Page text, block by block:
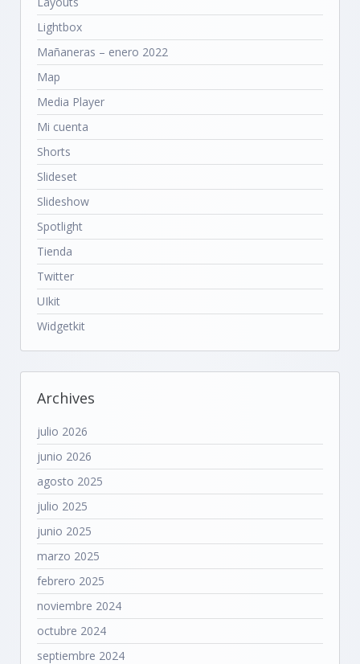
Lightbox
Mañaneras – enero 2022
Map
Media Player
Mi cuenta
Shorts
Slideset
Slideshow
Spotlight
Tienda
Twitter
UIkit
Widgetkit
Archives
julio 2026
junio 2026
agosto 2025
julio 2025
junio 2025
marzo 2025
febrero 2025
noviembre 2024
octubre 2024
septiembre 2024